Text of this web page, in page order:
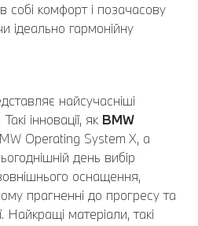
собі комфорт і позачасову
ідеально гармонійну
найсучасніші
інновації, як BMW
Operating System X, а
день вибір
оснащення,
прагненні до прогресу та
Найкращі матеріали, такі